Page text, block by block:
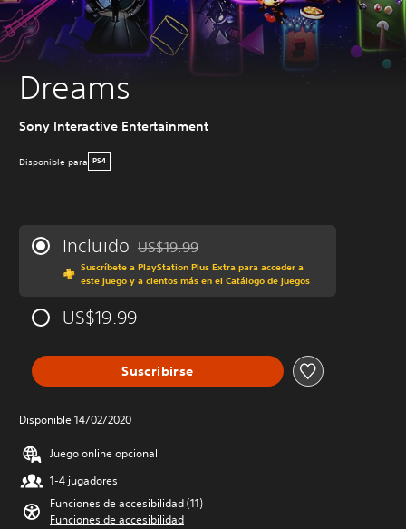
Dreams
Sony Interactive Entertainment
Disponible para PS4
Incluido Rebajado del precio original de US$19.99
US$19.99
Suscríbete a PlayStation Plus Extra para acceder a
este juego y a cientos más en el Catálogo de juegos
US$19.99
Suscribirse
Disponible 14/02/2020
Juego online opcional
1-4 jugadores
Funciones de accesibilidad (11)
Funciones de accesibilidad